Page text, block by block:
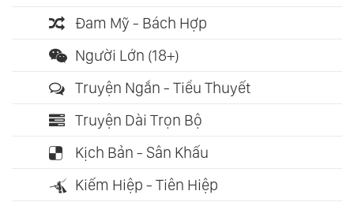
Đam Mỹ - Bách Hợp
Người Lớn (18+)
Truyện Ngắn - Tiểu Thuyết
Truyện Dài Trọn Bộ
Kịch Bản - Sân Khấu
Kiếm Hiệp - Tiên Hiệp